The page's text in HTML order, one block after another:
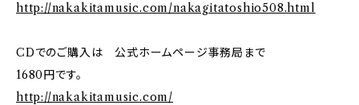
http://nakakitamusic.com/nakagitatoshio508.html
CDでのご購入は 公式ホームページ事務局まで
1680円です。
http://nakakitamusic.com/